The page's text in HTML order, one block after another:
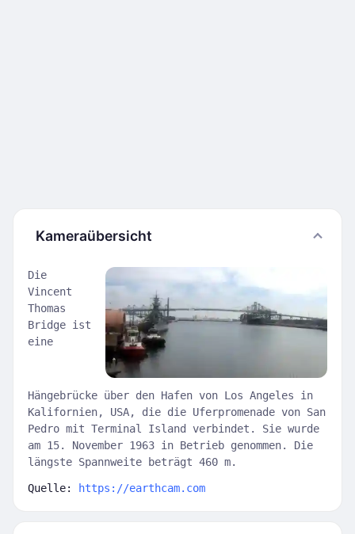
Kameraübersicht
Die
Vincent
Thomas
Bridge ist
eine
Hängebrücke über den Hafen von Los Angeles in
Kalifornien, USA, die die Uferpromenade von San
Pedro mit Terminal Island verbindet. Sie wurde
am 15. November 1963 in Betrieb genommen. Die
längste Spannweite beträgt 460 m.
Quelle: https://earthcam.com